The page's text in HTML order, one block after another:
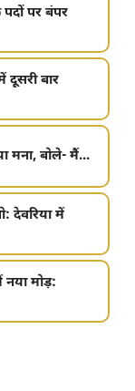
पदों पर बंपर
दूसरी बार
मना, बोले- मैं...
देवरिया में
नया मोड़: